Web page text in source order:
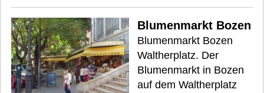
Blumenmarkt Bozen
Blumenmarkt Bozen
Waltherplatz. Der
Blumenmarkt in Bozen
auf dem Waltherplatz